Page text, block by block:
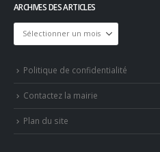
ARCHIVES DES ARTICLES
Archives
des
Politique de confidentialité
Contactez la mairie
Plan du site